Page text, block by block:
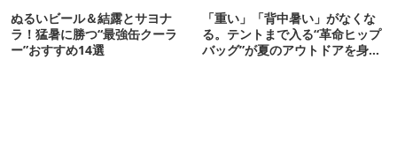
ぬるいビール＆結露とサヨナ
ラ！猛暑に勝つ“最強缶クーラ
ー”おすすめ14選
「重い」「背中暑い」がなくな
る。テントまで入る“革命ヒップ
バッグ”が夏のアウトドアを身軽